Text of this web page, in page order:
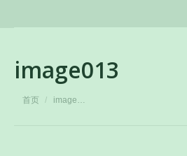
image013
您在这里：
首页 image…